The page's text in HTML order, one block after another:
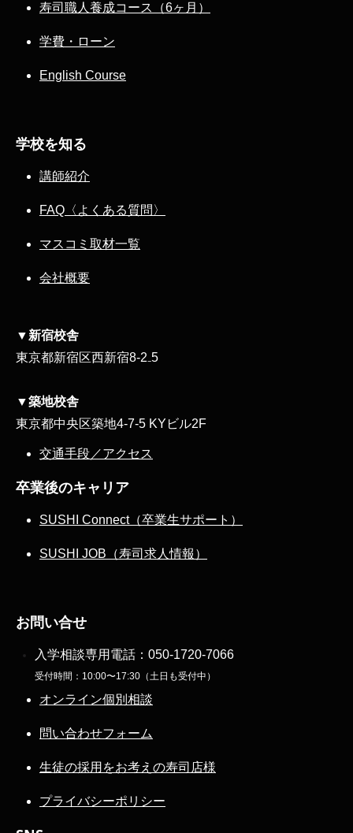
寿司職人養成コース（6ヶ月）
学費・ローン
English Course
学校を知る
講師紹介
FAQ〈よくある質問〉
マスコミ取材一覧
会社概要
▼新宿校舎
東京都新宿区西新宿8‐2₋5
▼築地校舎
東京都中央区築地4-7-5 KYビル2F
交通手段／アクセス
卒業後のキャリア
SUSHI Connect（卒業生サポート）
SUSHI JOB（寿司求人情報）
お問い合せ
入学相談専用電話： 050-1720-7066
受付時間：10:00〜17:30（土日も受付中）
オンライン個別相談
問い合わせフォーム
生徒の採用をお考えの寿司店様
プライバシーポリシー